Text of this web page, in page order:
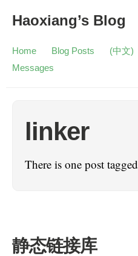
Haoxiang’s Blog
Home Blog Posts (中文)
Messages
linker
There is one post tagged
静态链接库